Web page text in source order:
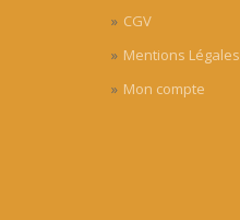
CGV
Mentions Légales
Mon compte